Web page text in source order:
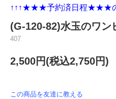
↑↑↑★★★予約済日程★★★
(G-120-82)水玉のワン
407
2,500円(税込2,750円)
この商品を友達に教える